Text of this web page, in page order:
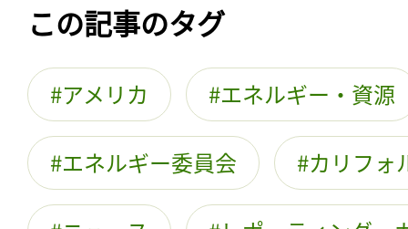
この記事のタグ
アメリカ エネルギー・資源
エネルギー委員会 カリフォ